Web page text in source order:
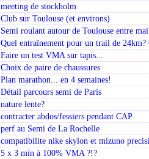
meeting de stockholm
Club sur Toulouse (et environs)
Semi roulant autour de Toulouse entre
Quel entraînement pour un trail de 24km?
Faire un test VMA sur tapis...
Choix de paire de chaussures
Plan marathon... en 4 semaines!
Détail parcours semi de Paris
nature lente?
contracter abdos/fessiers pendant CAP
perf au Semi de La Rochelle
compatibilite nike skylon et mizuno
5 x 3 min à 100% VMA ?!?